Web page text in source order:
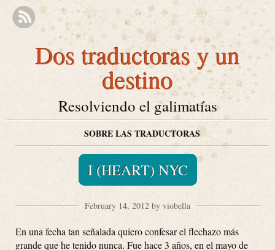
Dos traductoras y un
destino
Resolviendo el galimatías
SOBRE LAS TRADUCTORAS
I (HEART) NYC
February 14, 2012 by viobella
En una fecha tan señalada quiero confesar el flechazo más
grande que he tenido nunca. Fue hace 3 años, en el mayo de